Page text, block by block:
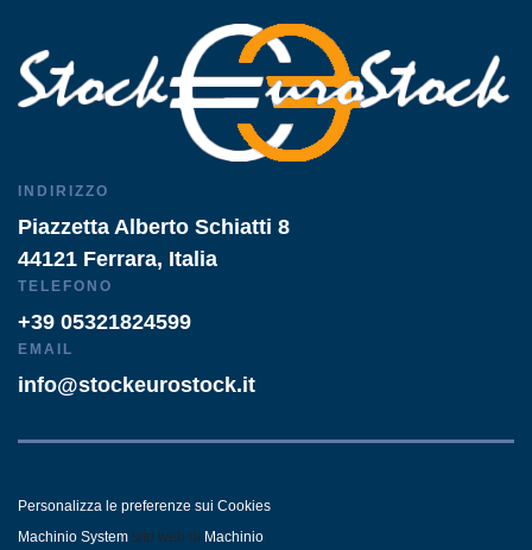
INDIRIZZO
Piazzetta Alberto Schiatti 8
44121 Ferrara, Italia
TELEFONO
+39 05321824599
EMAIL
info@stockeurostock.it
Personalizza le preferenze sui Cookies
Machinio System sito web di Machinio